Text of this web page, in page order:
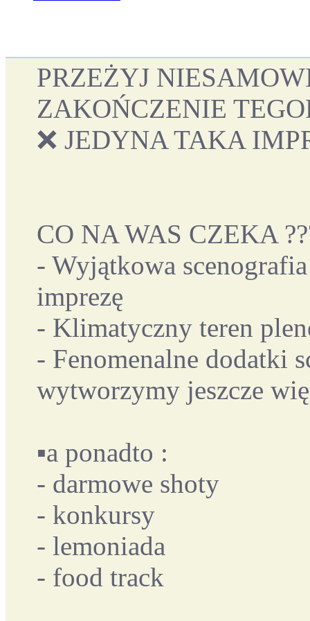
PRZEŻYJ
ZAKOŃCZENIE
❌ JEDYNA TAKA
CO NA WAS CZEKA
- Wyjątkowa
imprezę
- Klimatyczny teren
- Fenomenalne dodatki
wytworzymy jeszcze
▪️a ponadto :
- darmowe shoty
- konkursy
- lemoniada
- food track